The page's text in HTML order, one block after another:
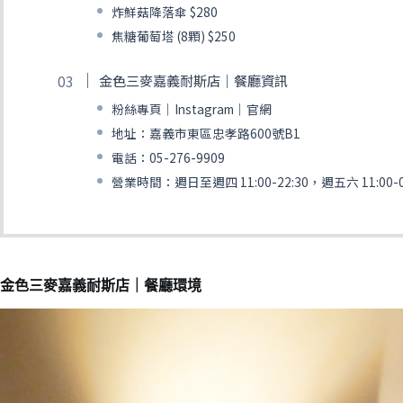
炸鮮菇降落傘 $280
焦糖葡萄塔 (8顆) $250
金色三麥嘉義耐斯店｜餐廳資訊
粉絲專頁｜Instagram｜官網
地址：嘉義市東區忠孝路600號B1
電話：05-276-9909
營業時間：週日至週四 11:00-22:30，週五六 11:00-
金色三麥嘉義耐斯店｜餐廳環境